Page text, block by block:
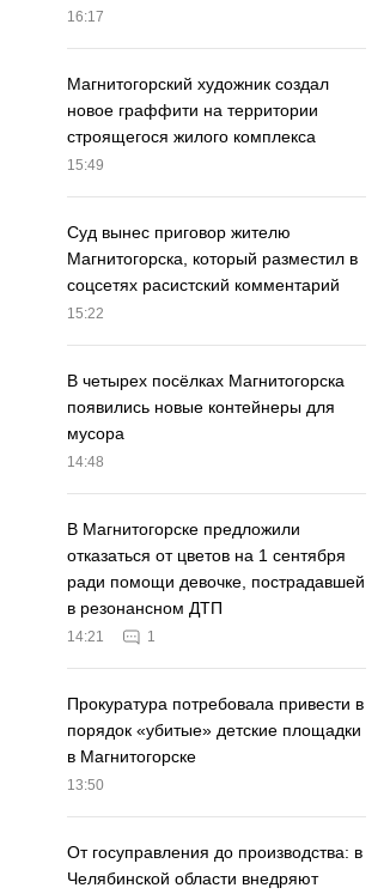
16:17
Магнитогорский художник создал
новое граффити на территории
строящегося жилого комплекса
15:49
Суд вынес приговор жителю
Магнитогорска, который разместил в
соцсетях расистский комментарий
15:22
В четырех посёлках Магнитогорска
появились новые контейнеры для
мусора
14:48
В Магнитогорске предложили
отказаться от цветов на 1 сентября
ради помощи девочке, пострадавшей
в резонансном ДТП
14:21 1
Прокуратура потребовала привести в
порядок «убитые» детские площадки
в Магнитогорске
13:50
От госуправления до производства: в
Челябинской области внедряют